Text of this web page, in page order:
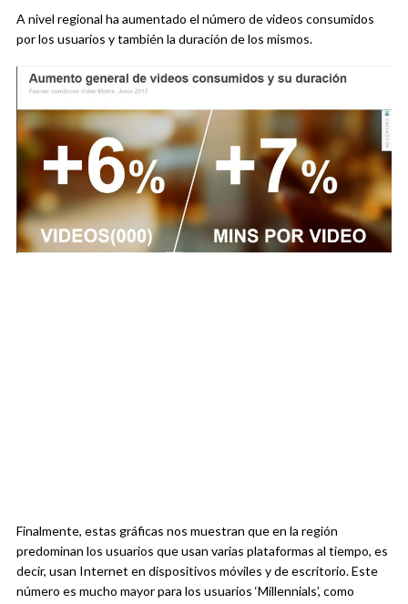
A nivel regional ha aumentado el número de videos consumidos
por los usuarios y también la duración de los mismos.
Finalmente, estas gráficas nos muestran que en la región
predominan los usuarios que usan varias plataformas al tiempo, es
decir, usan Internet en dispositivos móviles y de escritorio. Este
número es mucho mayor para los usuarios ‘Millennials’, como